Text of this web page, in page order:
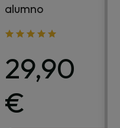
alumno
29,90
€